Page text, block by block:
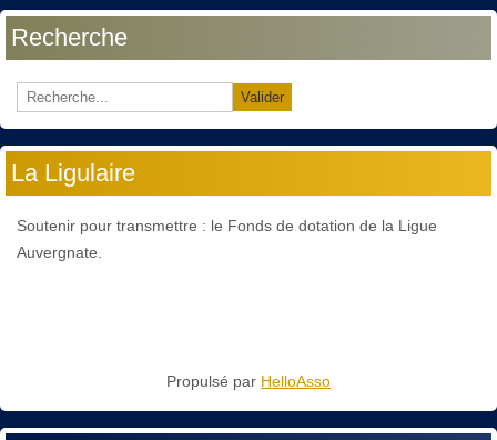
Recherche
Valider
La Ligulaire
Soutenir pour transmettre : le Fonds de dotation de la Ligue
Auvergnate.
Propulsé par HelloAsso